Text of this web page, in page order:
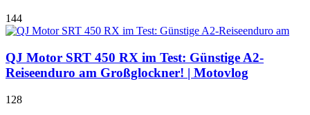
144
QJ Motor SRT 450 RX im Test: Günstige A2-
Reiseenduro am Großglockner! | Motovlog
128